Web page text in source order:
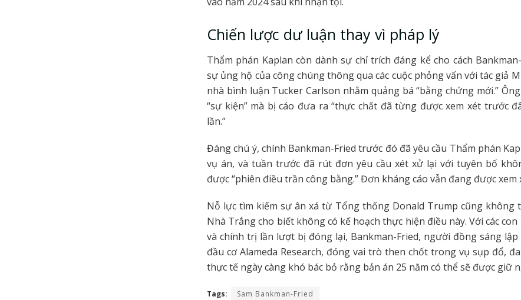
Chiến lược dư luận thay vì pháp lý
Thẩm phán Kaplan còn dành sự chỉ trích đáng kể cho cách
sự ủng hộ của công chúng thông qua các cuộc phỏng vấn với tác giả
nhà bình luận Tucker Carlson nhằm quảng bá “bằng chứng mới.”
“sự kiện” mà bị cáo đưa ra “thực chất đã từng được xem xét trước
lần.”
Đáng chú ý, chính Bankman-Fried trước đó đã yêu cầu Thẩm phán
vụ án, và tuần trước đã rút đơn yêu cầu xét xử lại với tuyên bố
được “phiên điều trần công bằng.” Đơn kháng cáo vẫn đang được xem
Nỗ lực tìm kiếm sự ân xá từ Tổng thống Donald Trump cũng không
Nhà Trắng cho biết không có kế hoạch thực hiện điều này. Với các
và chính trị lần lượt bị đóng lại, Bankman-Fried, người đồng sáng lập
đầu cơ Alameda Research, đóng vai trò then chốt trong vụ sụp đổ,
thực tế ngày càng khó bác bỏ rằng bản án 25 năm có thể sẽ được giữ
Tags: Sam Bankman-Fried